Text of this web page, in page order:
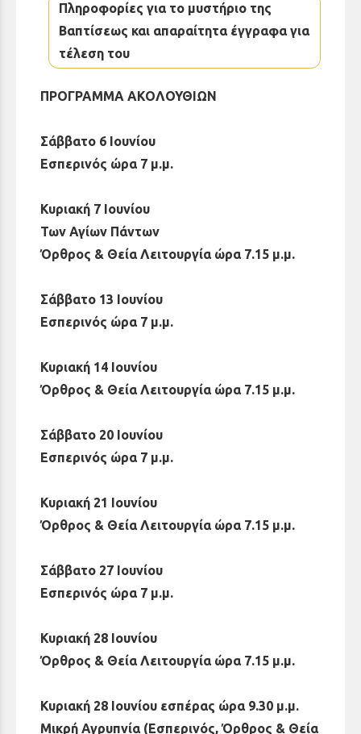
Πληροφορίες για το μυστήριο της
Βαπτίσεως και απαραίτητα έγγραφα για
τέλεση του
ΠΡΟΓΡΑΜΜΑ ΑΚΟΛΟΥΘΙΩΝ
Σάββατο 6 Ιουνίου
Εσπερινός ώρα 7 μ.μ.
Κυριακή 7 Ιουνίου
Των Αγίων Πάντων
Όρθρος & Θεία Λειτουργία ώρα 7.15 μ.μ.
Σάββατο 13 Ιουνίου
Εσπερινός ώρα 7 μ.μ.
Κυριακή 14 Ιουνίου
Όρθρος & Θεία Λειτουργία ώρα 7.15 μ.μ.
Σάββατο 20 Ιουνίου
Εσπερινός ώρα 7 μ.μ.
Κυριακή 21 Ιουνίου
Όρθρος & Θεία Λειτουργία ώρα 7.15 μ.μ.
Σάββατο 27 Ιουνίου
Εσπερινός ώρα 7 μ.μ.
Κυριακή 28 Ιουνίου
Όρθρος & Θεία Λειτουργία ώρα 7.15 μ.μ.
Κυριακή 28 Ιουνίου εσπέρας ώρα 9.30 μ.μ.
Μικρή Αγρυπνία (Εσπερινός, Όρθρος & Θεία